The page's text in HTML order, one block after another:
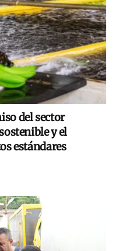
del sector
y el
estándares